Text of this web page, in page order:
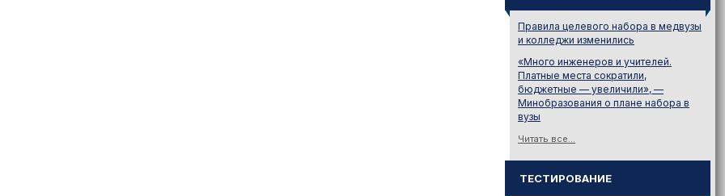
Правила целевого набора в медвузы
и колледжи изменились
«Много инженеров и учителей.
Платные места сократили,
бюджетные — увеличили», —
Минобразования о плане набора в
вузы
Читать все...
ТЕСТИРОВАНИЕ